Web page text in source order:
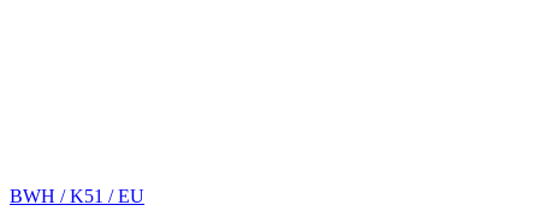
BWH / K51 / EU